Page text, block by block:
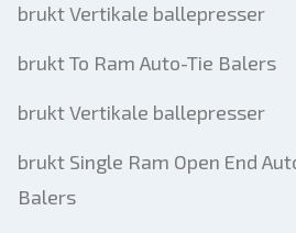
brukt Vertikale ballepresser
brukt To Ram Auto-Tie Balers
brukt Vertikale ballepresser
brukt Single Ram Open End
Balers